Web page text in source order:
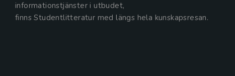
informationstjänster i utbudet,
finns Studentlitteratur med längs hela kunskapsresan.